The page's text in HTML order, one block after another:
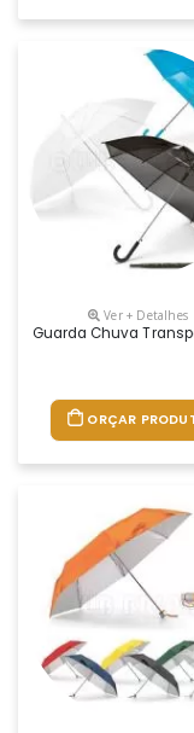
Ver + Detalhes
Guarda Chuva
ORÇAR